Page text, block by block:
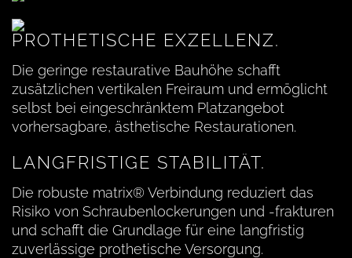
PROTHETISCHE EXZELLENZ.
Die geringe restaurative Bauhöhe schafft
zusätzlichen vertikalen Freiraum und ermöglicht
selbst bei eingeschränktem Platzangebot
vorhersagbare, ästhetische Restaurationen.
LANGFRISTIGE STABILITÄT.
Die robuste matrix® Verbindung reduziert das
Risiko von Schraubenlockerungen und -frakturen
und schafft die Grundlage für eine langfristig
zuverlässige prothetische Versorgung.